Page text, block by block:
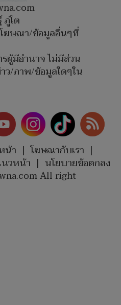
ภู่โต
ฆษณา/ข้อมูลอื่นๆที่
ผู้มีอำนาจ ไม่มีส่วน
ว/ภาพ/ข้อมูลใดๆใน
น้า | โฆษณากับเรา |
วหน้า | นโยบายข้อตกลง
All right